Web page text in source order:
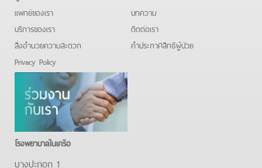
แพทย์ของเรา
บริการของเรา
สิ่งอำนวยความสะดวก
Privacy Policy
บทความ
ติดต่อเรา
คําประกาศสิทธิผู้ป่วย
โรงพยาบาลในเครือ
บางปะกอก 1